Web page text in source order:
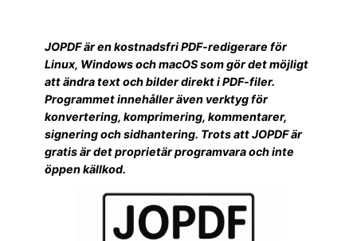
JOPDF är en kostnadsfri PDF-redigerare för
Linux, Windows och macOS som gör det möjligt
att ändra text och bilder direkt i PDF-filer.
Programmet innehåller även verktyg för
konvertering, komprimering, kommentarer,
signering och sidhantering. Trots att JOPDF är
gratis är det proprietär programvara och inte
öppen källkod.